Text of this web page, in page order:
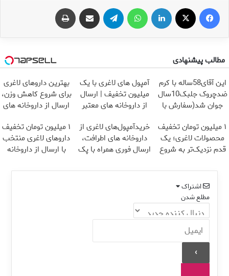
فیس بوک لینکدین تلگرام اشتراک گذاری از طریق ایمیل
مطالب پیشنهادی
این آقای58ساله با کرم
ضدچروک جلبک10سال
جوان شد(سفارش با
آمپول های لاغری با یک
میلیون تخفیف | ارسال
از داروخانه های معتبر
بهترین داروهای لاغری
برای شروع کاهش وزن،
ارسال از داروخانه های
۱ میلیون تومان تخفیف
محصولات لاغری؛ یک
قدم نزدیک‌تر به شروع
خریدآمپول‌های لاغری از
داروخانه های اطرافت،
ارسال فوری همراه با پک
۱ میلیون تومان تخفیف
داروهای لاغری منتخب
با ارسال از داروخانه
اشتراک
مطلع شدن